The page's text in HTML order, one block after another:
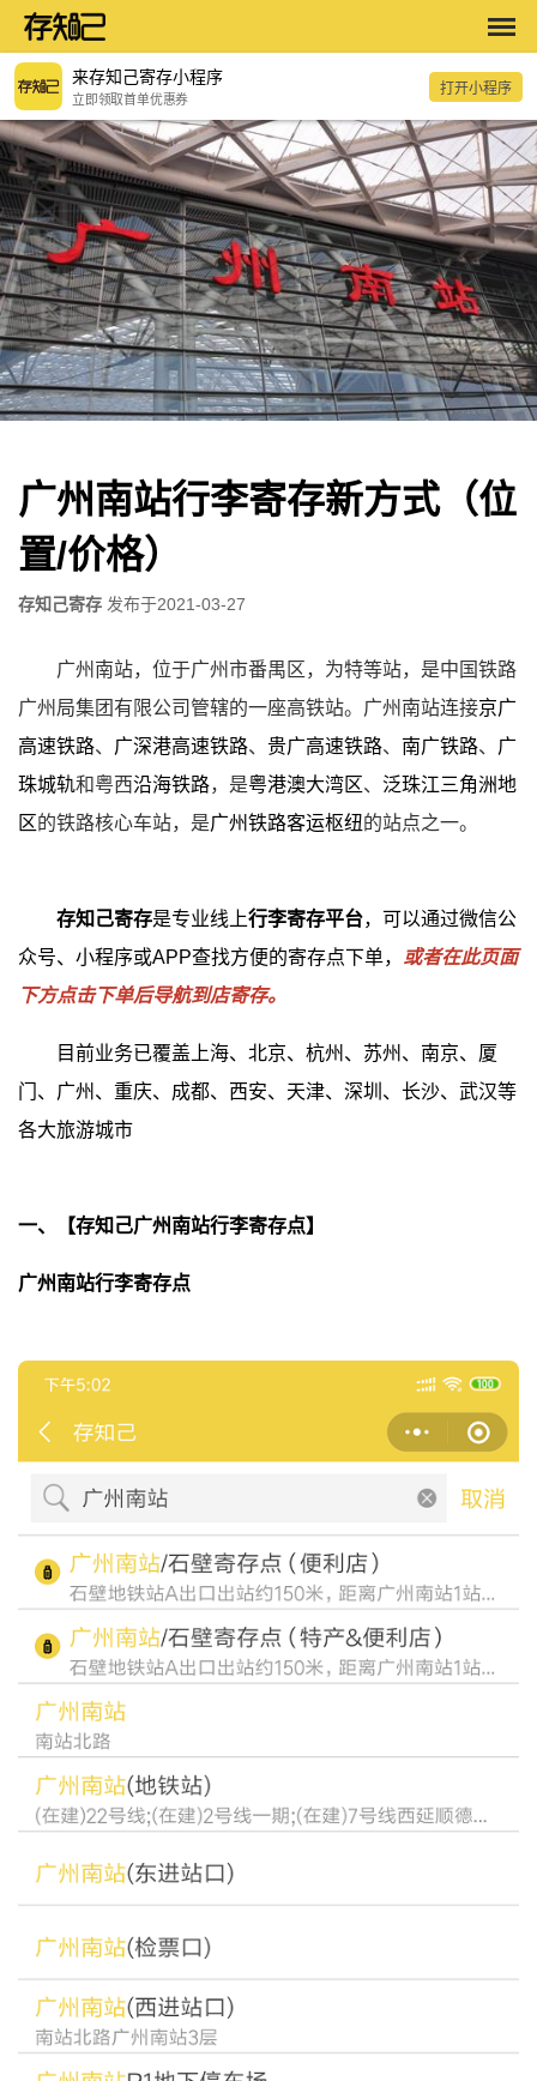
来存知己寄存小程序
立即领取首单优惠券
打开小程序
广州南站行李寄存新方式（位
置/价格）
存知己寄存 发布于2021-03-27
广州南站，位于广州市番禺区，为特等站，是中国铁路
广州局集团有限公司管辖的一座高铁站。广州南站连接京广
高速铁路、 广深港高速铁路、 贵广高速铁路、 南广铁路、 广
珠城轨和粤西沿海铁路，是粤港澳大湾区、 泛珠江三角洲地
区的铁路核心车站，是广州铁路客运枢纽的站点之一。
存知己寄存是专业线上行李寄存平台，可以通过微信公
众号、小程序或APP查找方便的寄存点下单， 或者在此页面
下方点击下单后导航到店寄存。
目前业务已覆盖上海、北京、杭州、苏州、南京、厦
门、广州、重庆、成都、西安、天津、深圳、长沙、武汉等
各大旅游城市
一、【存知己广州南站行李寄存点】
广州南站行李寄存点